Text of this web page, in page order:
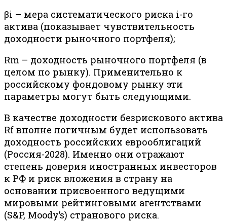
βi – мера систематического риска i-го
актива (показывает чувствительность
доходности рыночного портфеля);
Rm – доходность рыночного портфеля (в
целом по рынку). Применительно к
российскому фондовому рынку эти
параметры могут быть следующими.
В качестве доходности безрискового актива
Rf вполне логичным будет использовать
доходность российских еврооблигаций
(Россия-2028). Именно они отражают
степень доверия иностранных инвесторов
к РФ и риск вложения в страну на
основании присвоенного ведущими
мировыми рейтинговыми агентствами
(S&P, Moody’s) странового риска.